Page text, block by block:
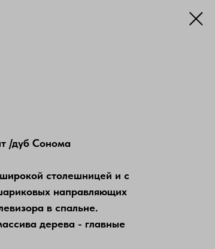
/дуб Сонома
столешницей и с
направляющих
в спальне.
дерева - главные